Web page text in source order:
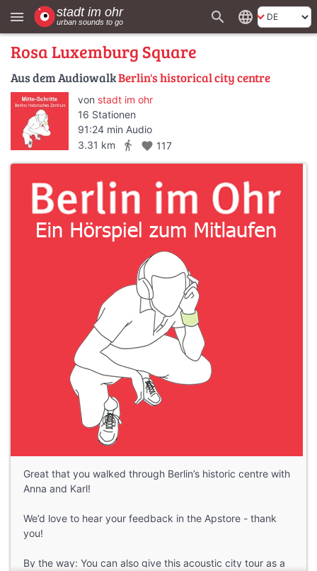
menu search language
Rosa Luxemburg Square
Aus dem AudiowalkBerlin's historical city centre
von stadt im ohr
16 Stationen
91:24 min Audio
3.31 km
directions_walk favorite 117
Great that you walked through Berlin’s historic centre with
Anna and Karl!
We’d love to hear your feedback in the Apstore - thank
you!
By the way: You can also give this acoustic city tour as a